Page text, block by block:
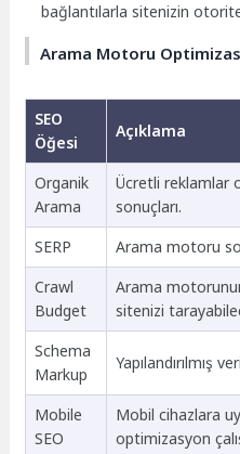
bağlantılarla sitenizin
Arama Motoru
SEO
Öğesi
Açıklama
Organik
Arama
Ücretli reklamlar
sonuçları.
SERP
Arama motoru
Crawl
Budget
Arama
sitenizi
Schema
Markup
Yapılandırılmış
Mobile
SEO
Mobil cihazlara
optimizasyon